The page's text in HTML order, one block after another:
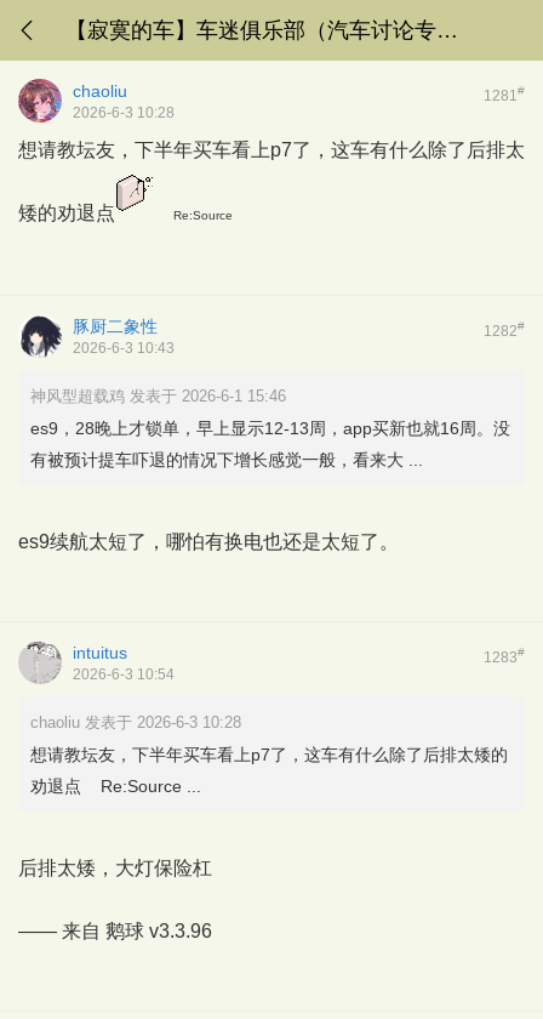
【寂寞的车】车迷俱乐部（汽车讨论专楼）
1281#
chaoliu
2026-6-3 10:28
想请教坛友，下半年买车看上p7了，这车有什么除了后排太
矮的劝退点 Re:Source
1282#
豚厨二象性
2026-6-3 10:43
神风型超载鸡 发表于 2026-6-1 15:46
es9，28晚上才锁单，早上显示12-13周，app买新也就16周。没
有被预计提车吓退的情况下增长感觉一般，看来大 ...
es9续航太短了，哪怕有换电也还是太短了。
1283#
intuitus
2026-6-3 10:54
chaoliu 发表于 2026-6-3 10:28
想请教坛友，下半年买车看上p7了，这车有什么除了后排太矮的
劝退点 Re:Source ...
后排太矮，大灯保险杠
—— 来自 鹅球 v3.3.96